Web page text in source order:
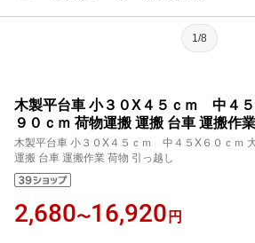
1/8
木製平台車 小３０X４５ｃｍ 中４
９０ｃｍ 荷物運搬 運搬 台車 運搬作
木製平台車 小３０X４５ｃｍ 中４５X６０ｃｍ
運搬 台車 運搬作業 荷物 引っ越し
2,680〜16,920 円